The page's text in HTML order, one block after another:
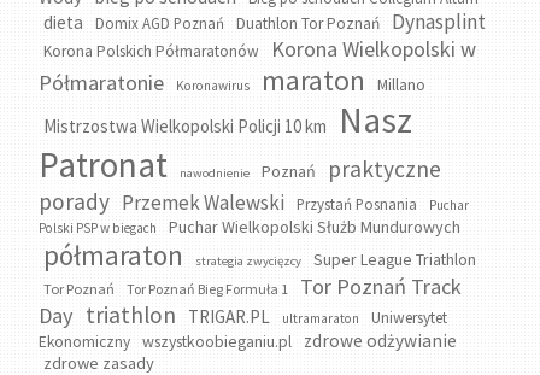
dieta Domix AGD Poznań Duathlon Tor Poznań Dynasplint
Korona Polskich Półmaratonów
Korona Wielkopolski w
Półmaratonie
Koronawirus maraton Millano
Mistrzostwa Wielkopolski Policji 10 km
Nasz
Patronat
nawodnienie Poznań
praktyczne
porady Przemek Walewski Przystań Posnania
Puchar
Polski PSP w biegach
Puchar Wielkopolski Służb Mundurowych
półmaraton strategia zwycięzcy Super League Triathlon
Tor Poznań Tor Poznań Bieg Formuła 1
Tor Poznań Track
Day triathlon TRIGAR.PL ultramaraton
Uniwersytet
Ekonomiczny
wszystkoobieganiu.pl zdrowe odżywianie
zdrowe zasady